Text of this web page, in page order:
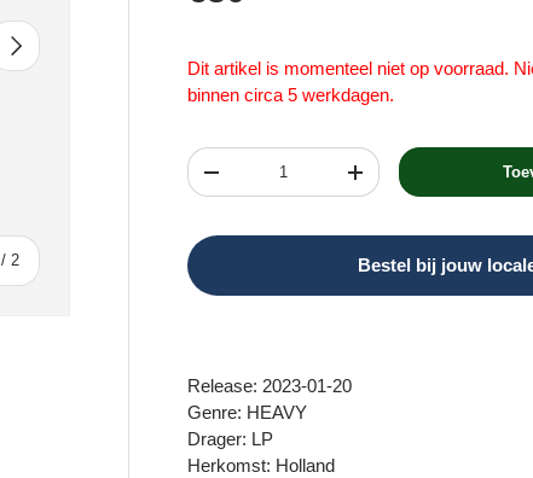
/van
2
Volgende
Dit artikel is momenteel niet op voorraad.
binnen circa 5 werkdagen.
Aantal
Verlaag de hoeveelheidVerhoog de
Bestel bij jouw
Release: 2023-01-20
Genre: HEAVY
Drager: LP
Herkomst: Holland